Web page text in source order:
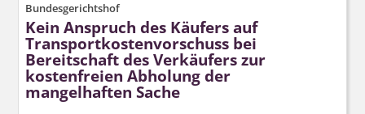
Bundesgerichtshof
Kein Anspruch des Käufers auf
Transport­kosten­vorschuss bei
Bereitschaft des Verkäufers zur
kostenfreien Abholung der
mangelhaften Sache